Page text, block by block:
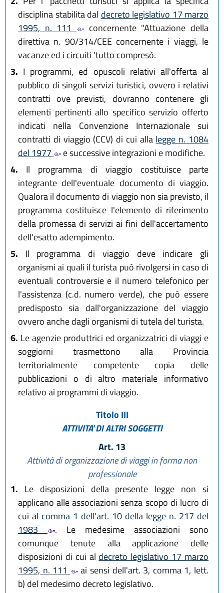
disciplina stabilita dal decreto legislativo 17 marzo
1995, n. 111
concernente "Attuazione della
direttiva n. 90/314/CEE concernente i viaggi, le
vacanze ed i circuiti 'tutto compresò.
3. I programmi, ed opuscoli relativi all'offerta al
pubblico di singoli servizi turistici, ovvero i relativi
contratti ove previsti, dovranno contenere gli
elementi pertinenti allo specifico servizio offerto
indicati nella Convenzione Internazionale sui
contratti di viaggio (CCV) di cui alla legge n. 1084
del 1977
e successive integrazioni e modifiche.
4. Il programma di viaggio costituisce parte
integrante dell'eventuale documento di viaggio.
Qualora il documento di viaggio non sia previsto, il
programma costituisce l'elemento di riferimento
della promessa di servizi ai fini dell'accertamento
dell'esatto adempimento.
5. Il programma di viaggio deve indicare gli
organismi ai quali il turista può rivolgersi in caso di
eventuali controversie e il numero telefonico per
l'assistenza (c.d. numero verde), che può essere
predisposto sia dall'organizzazione del viaggio
ovvero anche dagli organismi di tutela del turista.
6. Le agenzie produttrici ed organizzatrici di viaggi e
soggiorni trasmettono alla Provincia
territorialmente competente copia delle
pubblicazioni o di altro materiale informativo
relativo ai programmi di viaggio.
Titolo III
ATTIVITA' DI ALTRI SOGGETTI
Art. 13
Attività di organizzazione di viaggi in forma non
professionale
1. Le disposizioni della presente legge non si
applicano alle associazioni senza scopo di lucro di
cui al comma 1 dell'art. 10 della legge n. 217 del
1983
. Le medesime associazioni sono
comunque tenute alla applicazione delle
disposizioni di cui al decreto legislativo 17 marzo
1995, n. 111
ai sensi dell'art. 3, comma 1, lett.
b) del medesimo decreto legislativo.